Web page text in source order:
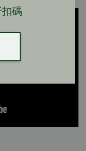
碼